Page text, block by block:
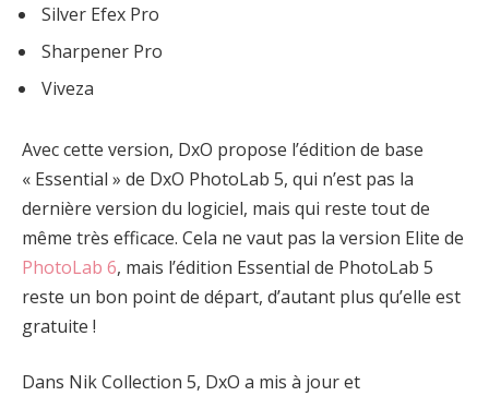
Silver Efex Pro
Sharpener Pro
Viveza
Avec cette version, DxO propose l’édition de base
« Essential » de DxO PhotoLab 5, qui n’est pas la
dernière version du logiciel, mais qui reste tout de
même très efficace. Cela ne vaut pas la version Elite de
PhotoLab 6, mais l’édition Essential de PhotoLab 5
reste un bon point de départ, d’autant plus qu’elle est
gratuite !
Dans Nik Collection 5, DxO a mis à jour et